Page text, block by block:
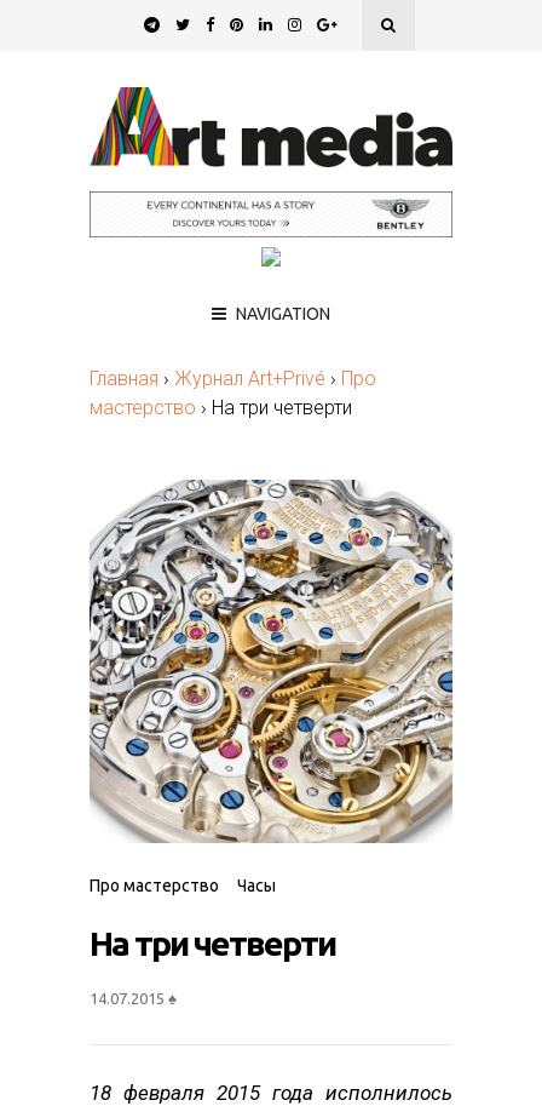
NAVIGATION
Главная › Журнал Art+Privé › Про
мастерство › На три четверти
Про мастерство Часы
На три четверти
14.07.2015 ♠
18 февраля 2015 года исполнилось